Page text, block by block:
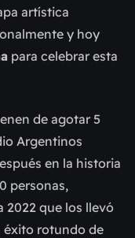
artística
y hoy
para celebrar esta
de agotar 5
Argentinos
en la historia
personas,
2022 que los llevó
éxito rotundo de